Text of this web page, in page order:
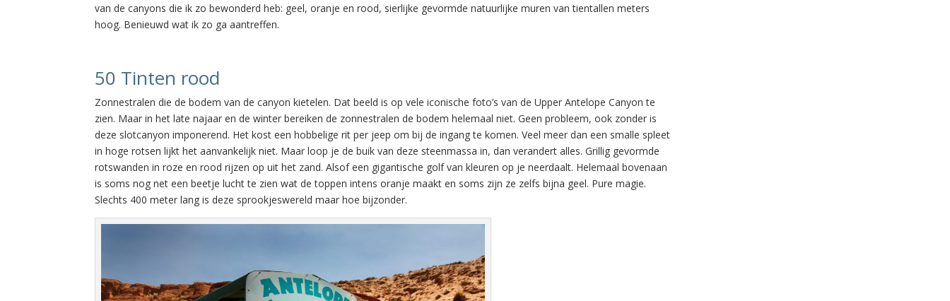
van de canyons die ik zo bewonderd heb: geel, oranje en rood, sierlijke gevormde natuurlijke muren van tientallen meters
hoog. Benieuwd wat ik zo ga aantreffen.
50 Tinten rood
Zonnestralen die de bodem van de canyon kietelen. Dat beeld is op vele iconische foto’s van de Upper Antelope Canyon te
zien. Maar in het late najaar en de winter bereiken de zonnestralen de bodem helemaal niet. Geen probleem, ook zonder is
deze slotcanyon imponerend. Het kost een hobbelige rit per jeep om bij de ingang te komen. Veel meer dan een smalle spleet
in hoge rotsen lijkt het aanvankelijk niet. Maar loop je de buik van deze steenmassa in, dan verandert alles. Grillig gevormde
rotswanden in roze en rood rijzen op uit het zand. Alsof een gigantische golf van kleuren op je neerdaalt. Helemaal bovenaan
is soms nog net een beetje lucht te zien wat de toppen intens oranje maakt en soms zijn ze zelfs bijna geel. Pure magie.
Slechts 400 meter lang is deze sprookjeswereld maar hoe bijzonder.